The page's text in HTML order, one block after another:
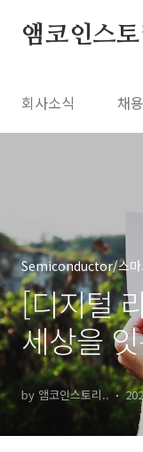
앰코인스토
회사소식 채용
Semiconductor/스
[디지털
세상을
여
by 앰코인스토리..